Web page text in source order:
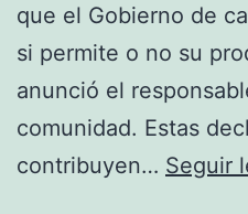
que el Gobierno de
si permite o no su
anunció el
comunidad. Estas
contribuyen… Seguir